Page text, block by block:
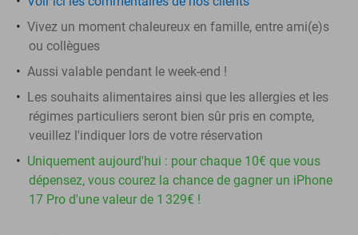
Vivez un moment chaleureux en famille, entre ami(e)s
ou collègues
Aussi valable pendant le week-end !
Les souhaits alimentaires ainsi que les allergies et les
régimes particuliers seront bien sûr pris en compte,
veuillez l'indiquer lors de votre réservation
Uniquement aujourd'hui : pour chaque 10€ que vous
dépensez, vous courez la chance de gagner un iPhone
17 Pro d'une valeur de 1 329€ !